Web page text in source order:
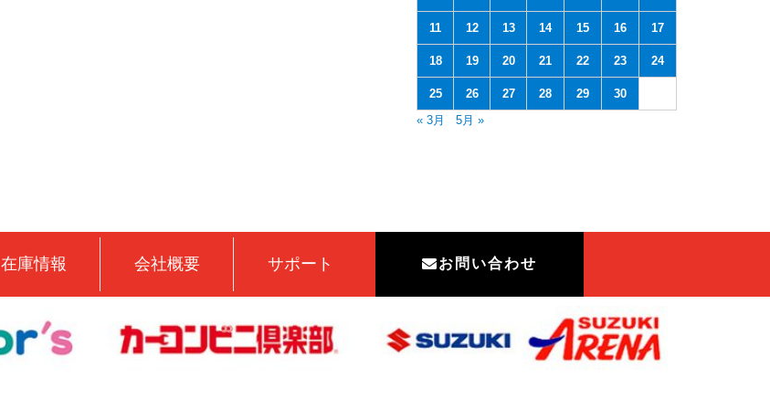
11 12 13 14 15 16 17
18 19 20 21 22 23 24
25 26 27 28 29
30
« 3月
5月 »
在庫情報 会社概要 サポート お問い合わせ